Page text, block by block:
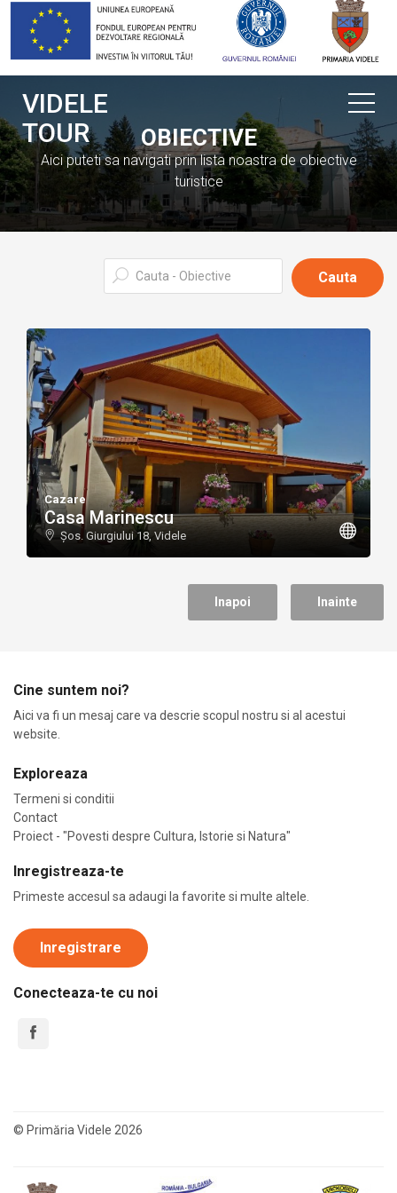
VIDELE
TOUR
OBIECTIVE
Aici puteti sa navigati prin lista noastra de obiective
turistice
Cazare
Casa Marinescu
Șos. Giurgiului 18, Videle
Cine suntem noi?
Aici va fi un mesaj care va descrie scopul nostru si al acestui
website.
Exploreaza
Termeni si conditii
Contact
Proiect - "Povesti despre Cultura, Istorie si Natura"
Inregistreaza-te
Primeste accesul sa adaugi la favorite si multe altele.
Inregistrare
Conecteaza-te cu noi
© Primăria Videle 2026